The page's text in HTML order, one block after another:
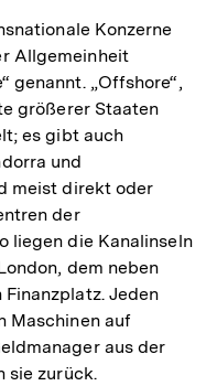
Konzerne
Allgemeinheit
genannt. „Offshore“,
größerer Staaten
es gibt auch
und
meist direkt oder
der
liegen die Kanalinseln
dem neben
Jeden
Maschinen auf
aus der
sie zurück.